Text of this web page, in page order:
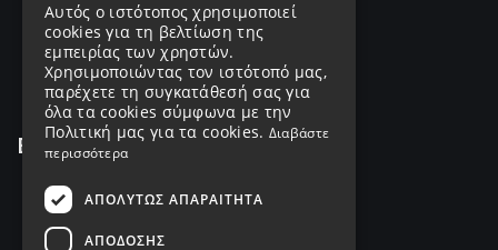
Decorative Lighting
Intelligent Control
Επικοινωνία
2114012771
+306932628640
Αυτός ο ιστότοπος χρησιμοποιεί
cookies για τη βελτίωση της
εμπειρίας των χρηστών.
Χρησιμοποιώντας τον ιστότοπό μας,
παρέχετε τη συγκατάθεσή σας για
όλα τα cookies σύμφωνα με την
Πολιτική μας για τα cookies. Διαβάστε
περισσότερα
ΑΠΟΛΎΤΩΣ ΑΠΑΡΑΊΤΗΤΑ
ΑΠΌΔΟΣΗΣ